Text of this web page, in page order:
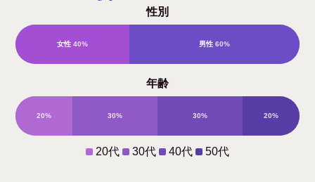
性別
女性 40% 男性 60%
年齢
20% 30% 30% 20%
20代 30代 40代 50代